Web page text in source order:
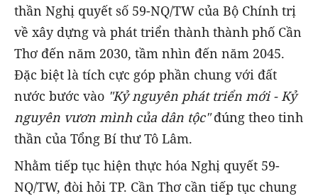
thần Nghị quyết số 59-NQ/TW của Bộ Chính trị
về xây dựng và phát triển thành thành phố Cần
Thơ đến năm 2030, tầm nhìn đến năm 2045.
Đặc biệt là tích cực góp phần chung với đất
nước bước vào "Kỷ nguyên phát triển mới - Kỷ
nguyên vươn mình của dân tộc"đúng theo tinh
thần của Tổng Bí thư Tô Lâm.
Nhằm tiếp tục hiện thực hóa Nghị quyết 59-
NQ/TW, đòi hỏi TP. Cần Thơ cần tiếp tục chung